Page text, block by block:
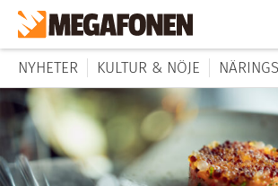
NYHETER KULTUR & NÖJE